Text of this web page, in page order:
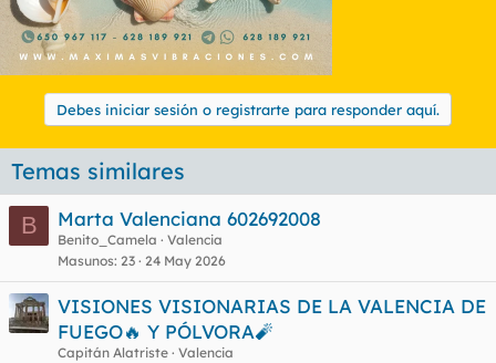
Debes iniciar sesión o registrarte para responder aquí.
Temas similares
B
Marta Valenciana 602692008
Benito_Camela
Valencia
Masunos 23 24 May 2026
VISIONES VISIONARIAS DE LA VALENCIA DE
FUEGO🔥 Y PÓLVORA🧨
Capitán Alatriste Valencia